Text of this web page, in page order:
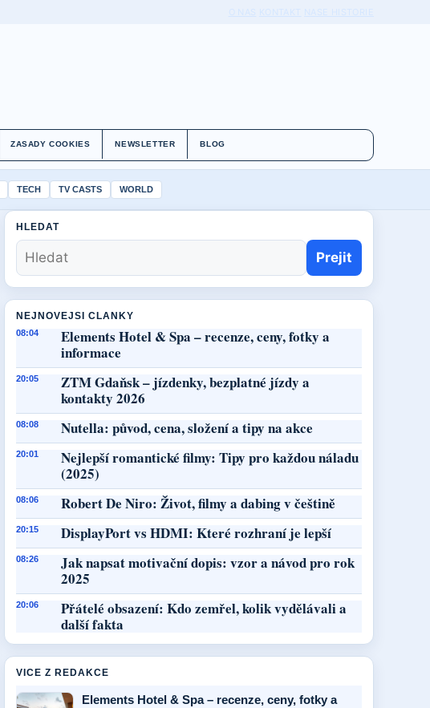
ZASADY COOKIES NEWSLETTER BLOG
TECH TV CASTS WORLD
HLEDAT
Prejit
NEJNOVEJSI CLANKY
08:04
Elements Hotel & Spa – recenze, ceny, fotky a
informace
20:05
ZTM Gdaňsk – jízdenky, bezplatné jízdy a
kontakty 2026
08:08 Nutella: původ, cena, složení a tipy na akce
20:01
Nejlepší romantické filmy: Tipy pro každou náladu
(2025)
08:06 Robert De Niro: Život, filmy a dabing v češtině
20:15 DisplayPort vs HDMI: Které rozhraní je lepší
08:26
Jak napsat motivační dopis: vzor a návod pro rok
2025
20:06
Přátelé obsazení: Kdo zemřel, kolik vydělávali a
další fakta
VICE Z REDAKCE
Elements Hotel & Spa – recenze, ceny, fotky a